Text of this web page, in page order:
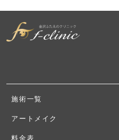
眼窩脂肪切除
目の下の切らないたるみ
目の下の切らないたるみ取
目の下の皮膚切除
施術一覧
アートメイク
料金表